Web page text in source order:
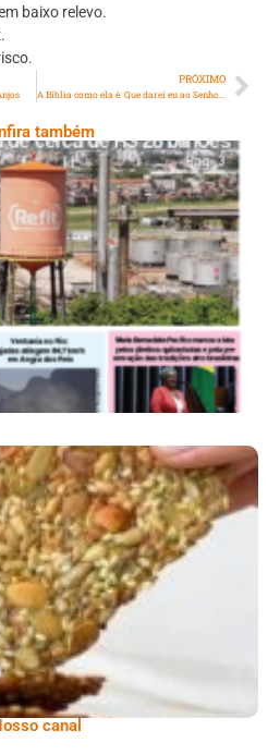
baixo relevo.
PRÓXIMO
A Bíblia como ela é: Que darei eu ao Senhor por todos os benefícios que me tem feito?
também
08 A 14 De Agosto De
2026
De Sementes
canal